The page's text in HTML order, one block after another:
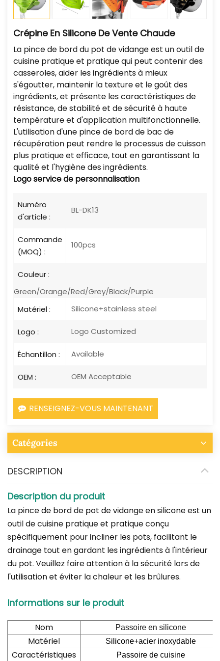
Crépine En Silicone De Vente Chaude
La pince de bord du pot de vidange est un outil de
cuisine pratique et pratique qui peut contenir des
casseroles, aider les ingrédients à mieux
s'égoutter, maintenir la texture et le goût des
ingrédients, et présente les caractéristiques de
résistance, de stabilité et de sécurité à haute
température et d'application multifonctionnelle.
L'utilisation d'une pince de bord de bac de
récupération peut rendre le processus de cuisson
plus pratique et efficace, tout en garantissant la
qualité et l'hygiène des ingrédients.
Logoservice de personnalisation
Numéro
d'article :
BL-DK13
Commande
(MOQ) :
100pcs
Couleur :
Green/Orange/Red/Grey/Black/Purple
Matériel :
Silicone+stainless steel
Logo : Logo Customized
Échantillon : Available
OEM : OEM Acceptable
RENSEIGNEZ-VOUS MAINTENANT
Catégories
DESCRIPTION
Description du produit
La pince de bord de pot de vidange en silicone est un
outil de cuisine pratique et pratique conçu
spécifiquement pour incliner les pots, facilitant le
drainage tout en gardant les ingrédients à l'intérieur
du pot. Veuillez faire attention à la sécurité lors de
l'utilisation et éviter la chaleur et les brûlures.
Informations sur le produit
Nom Passoire en silicone
Matériel Silicone+acier inoxydable
Caractéristiques Passoire de cuisine